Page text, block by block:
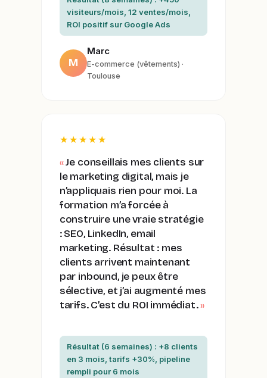
visiteurs/mois, 12 ventes/mois,
ROI positif sur Google Ads
M
Marc
E-commerce (vêtements) ·
Toulouse
★★★★★
Je conseillais mes clients sur
le marketing digital, mais je
n’appliquais rien pour moi. La
formation m’a forcée à
construire une vraie stratégie
: SEO, LinkedIn, email
marketing. Résultat : mes
clients arrivent maintenant
par inbound, je peux être
sélective, et j’ai augmenté mes
tarifs. C’est du ROI immédiat.
Résultat (6 semaines) : +8 clients
en 3 mois, tarifs +30%, pipeline
rempli pour 6 mois